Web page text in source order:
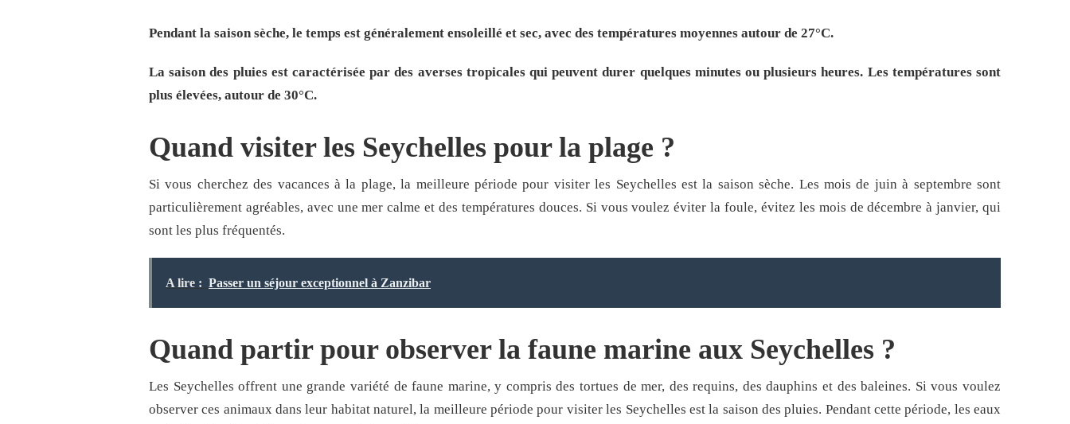
Pendant la saison sèche, le temps est généralement ensoleillé et sec, avec des températures moyennes autour de 27°C.
La saison des pluies est caractérisée par des averses tropicales qui peuvent durer quelques minutes ou plusieurs heures. Les températures sont
plus élevées, autour de 30°C.
Quand visiter les Seychelles pour la plage ?
Si vous cherchez des vacances à la plage, la meilleure période pour visiter les Seychelles est la saison sèche. Les mois de juin à septembre sont
particulièrement agréables, avec une mer calme et des températures douces. Si vous voulez éviter la foule, évitez les mois de décembre à janvier, qui
sont les plus fréquentés.
A lire : Passer un séjour exceptionnel à Zanzibar
Quand partir pour observer la faune marine aux Seychelles ?
Les Seychelles offrent une grande variété de faune marine, y compris des tortues de mer, des requins, des dauphins et des baleines. Si vous voulez
observer ces animaux dans leur habitat naturel, la meilleure période pour visiter les Seychelles est la saison des pluies. Pendant cette période, les eaux